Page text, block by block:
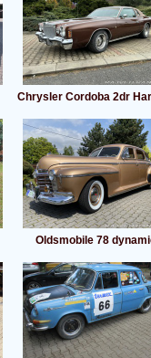
Chrysler Cordoba 2dr
Oldsmobile 78